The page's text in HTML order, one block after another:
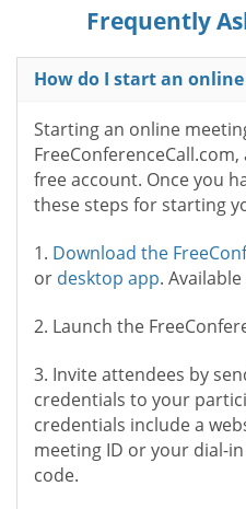
Frequently
How do I start an
Starting an online
free account. Once you
these steps for starting
1. Download the
or desktop app.
2. Launch the
3. Invite attendees by
credentials to your
credentials include a
meeting ID or your dial-
code.